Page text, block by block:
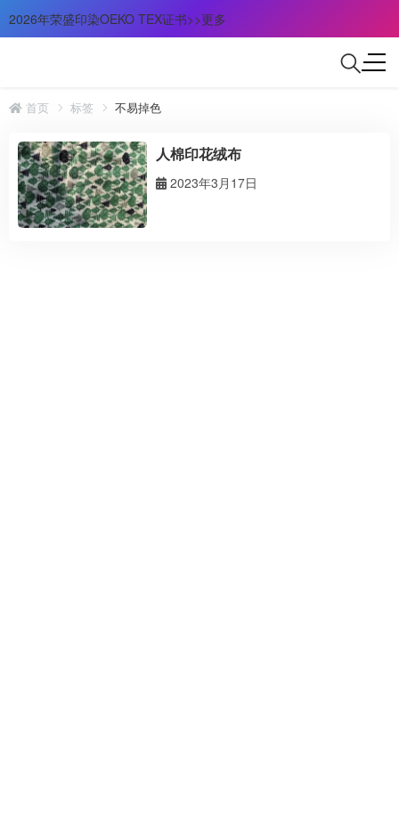
2026年荣盛印染OEKO TEX证书>>更多
首页 标签 不易掉色
人棉印花绒布
2023年3月17日